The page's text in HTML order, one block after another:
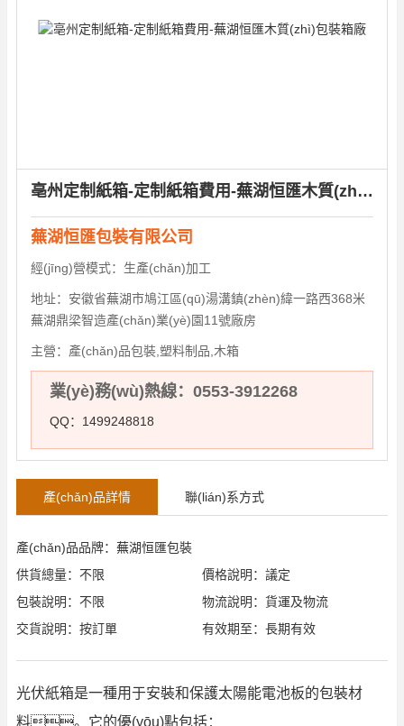
亳州定制紙箱-定制紙箱費用-蕪湖恒匯木質(zhì)包裝箱廠
蕪湖恒匯包裝有限公司
經(jīng)營模式： 生產(chǎn)加工
地址： 安徽省蕪湖市鳩江區(qū)湯溝鎮(zhèn)緯一路西368米
蕪湖鼎梁智造產(chǎn)業(yè)園11號廠房
主營： 產(chǎn)品包裝,塑料制品,木箱
業(yè)務(wù)熱線：0553-3912268
QQ：1499248818
產(chǎn)品詳情 聯(lián)系方式
產(chǎn)品品牌：蕪湖恒匯包裝
供貨總量：不限
價格說明：議定
包裝說明：不限
物流說明：貨運及物流
交貨說明：按訂單
有效期至：長期有效
光伏紙箱是一種用于安裝和保護太陽能電池板的包裝材
料。它的優(yōu)點包括：